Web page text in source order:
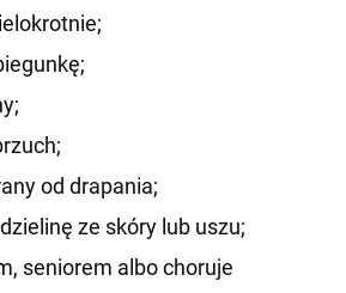
od drapania;
ze skóry lub uszu;
seniorem albo choruje